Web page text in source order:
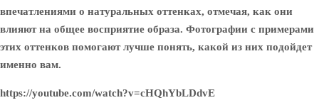
впечатлениями о натуральных оттенках, отмечая, как они
влияют на общее восприятие образа. Фотографии с примерами
этих оттенков помогают лучше понять, какой из них подойдет
именно вам.
https://youtube.com/watch?v=cHQhYbLDdvE